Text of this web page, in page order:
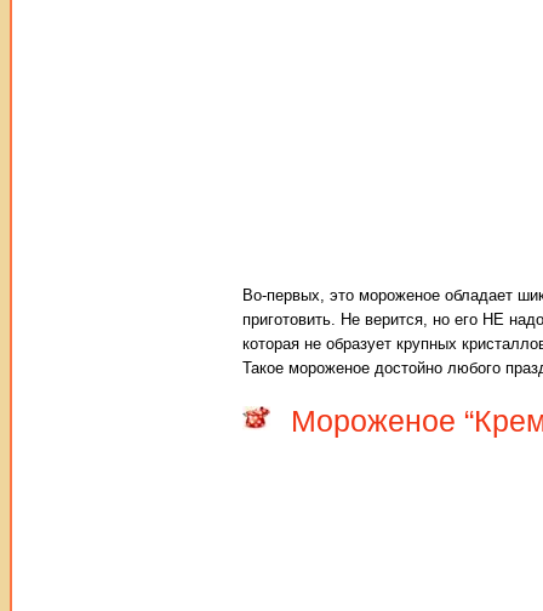
Во-первых, это мороженое обладает
приготовить. Не верится, но его НЕ
которая не образует крупных
Такое мороженое достойно любого
Мороженое